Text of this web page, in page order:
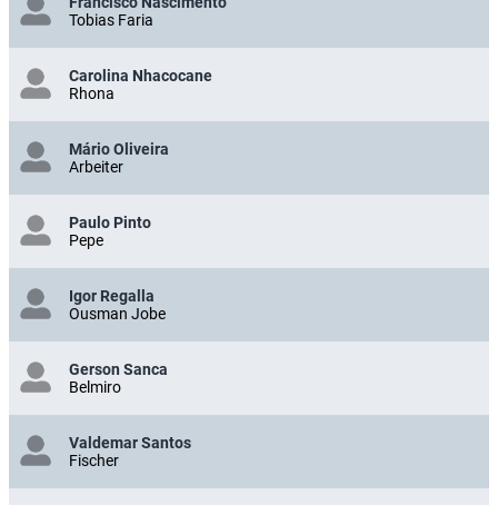
Tobias Faria
Carolina Nhacocane
Rhona
Mário Oliveira
Arbeiter
Paulo Pinto
Pepe
Igor Regalla
Ousman Jobe
Gerson Sanca
Belmiro
Valdemar Santos
Fischer